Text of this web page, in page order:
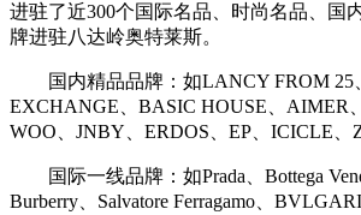
进驻了近300个国际名品、时尚名品、国
牌进驻八达岭奥特莱斯。
国内精品品牌：如LANCY FROM 25
EXCHANGE、BASIC HOUSE、AIMER
WOO、JNBY、ERDOS、EP、ICICLE、
国际一线品牌：如Prada、Bottega
Burberry、Salvatore Ferragamo、